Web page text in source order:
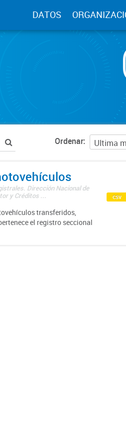
DATOS
Ordenar
Dirección Nacional de
y Créditos ...
transferidos,
el registro seccional
csv